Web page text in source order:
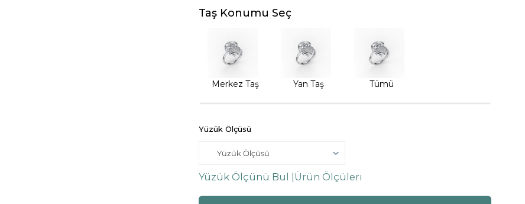
Taş Konumu Seç
Merkez Taş Yan Taş Tümü
Yüzük Ölçüsü
Yüzük Ölçünü Bul | Ürün Ölçüleri